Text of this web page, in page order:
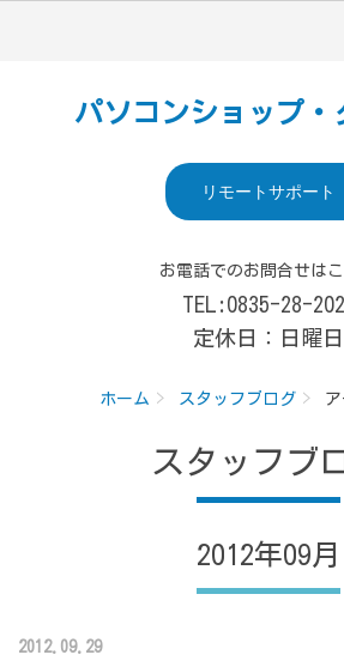
パソコンショップ・
リモートサポート
お電話でのお問合せは
TEL:0835-28-
定休日：日曜日
ホーム スタッフブログ
スタッフブ
2012年09月
2012.09.29